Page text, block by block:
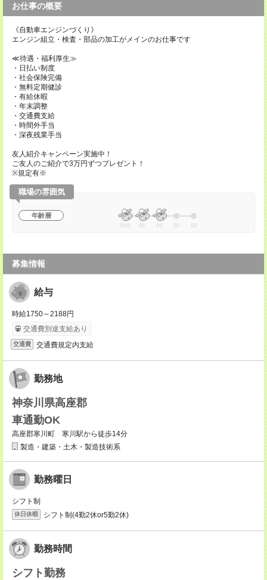
お仕事の概要
《自動車エンジンづくり》
エンジン組立・検査・部品の加工がメインのお仕事です
≪待遇・福利厚生≫
・日払い制度
・社会保険完備
・無料定期健診
・有給休暇
・年末調整
・交通費支給
・時間外手当
・深夜残業手当
友人紹介キャンペーン実施中！
ご友人のご紹介で3万円ずつプレゼント！
※規定有※
職場の雰囲気
年齢層
20代 30 40 50 60
募集情報
給与
時給1750～2188円
交通費別途支給あり
交通費 交通費規定内支給
勤務地
神奈川県高座郡
車通勤OK
高座郡寒川町 寒川駅から徒歩14分
製造・建築・土木・製造技術系
勤務曜日
シフト制
休日休暇 シフト制(4勤2休or5勤2休)
勤務時間
シフト勤務